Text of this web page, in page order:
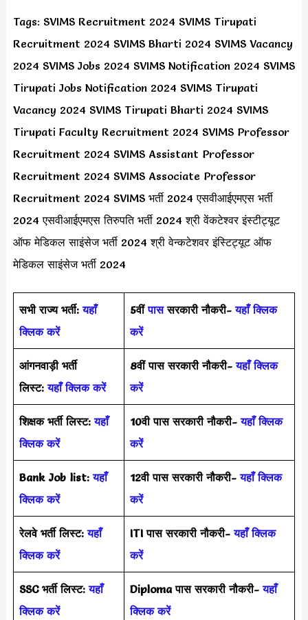
Tags: SVIMS Recruitment 2024 SVIMS Tirupati
Recruitment 2024 SVIMS Bharti 2024 SVIMS Vacancy
2024 SVIMS Jobs 2024 SVIMS Notification 2024 SVIMS
Tirupati Jobs Notification 2024 SVIMS Tirupati
Vacancy 2024 SVIMS Tirupati Bharti 2024 SVIMS
Tirupati Faculty Recruitment 2024 SVIMS Professor
Recruitment 2024 SVIMS Assistant Professor
Recruitment 2024 SVIMS Associate Professor
Recruitment 2024 SVIMS भर्ती 2024 एसवीआईएमएस भर्ती
2024 एसवीआईएमएस तिरुपति भर्ती 2024 श्री वेंकटेश्वर इंस्टीट्यूट
ऑफ मेडिकल साइंसेज भर्ती 2024 श्री वेन्कटेशवर इंस्टिट्यूट ऑफ
मेडिकल साइंसेज भर्ती 2024
सभी राज्य भर्ती: यहाँ
क्लिक करें
5वींपाससरकारी नौकरी- यहाँ क्लिक
करें
आंगनवाड़ी भर्ती
लिस्ट: यहाँ क्लिक करें
8वीं पास सरकारी नौकरी- यहाँ क्लिक
करें
शिक्षक भर्ती लिस्ट: यहाँ
क्लिक करें
10वी पास सरकारी नौकरी- यहाँ क्लिक
करें
Bank Job list: यहाँ
क्लिक करें
12वी पास सरकारी नौकरी- यहाँ क्लिक
करें
रेलवे भर्ती लिस्ट: यहाँ
क्लिक करें
ITI पास सरकारी नौकरी- यहाँ क्लिक
करें
SSC भर्ती लिस्ट: यहाँ
क्लिक करें
Diploma पास सरकारी नौकरी- यहाँ
क्लिक करें